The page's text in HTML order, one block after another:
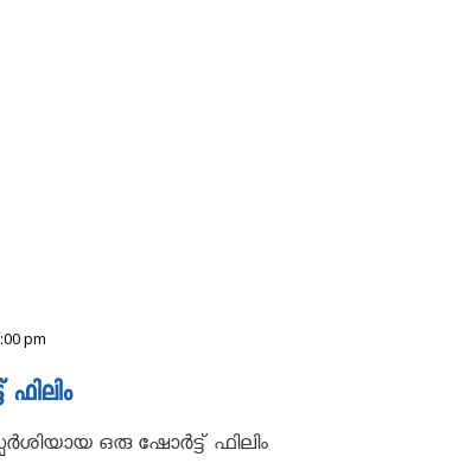
pm
ഒരു ഷോർട്ട് ഫിലിം